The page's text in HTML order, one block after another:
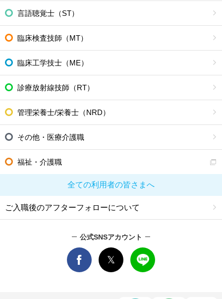
言語聴覚士（ST）
臨床検査技師（MT）
臨床工学技士（ME）
診療放射線技師（RT）
管理栄養士/栄養士（NRD）
その他・医療介護職
福祉・介護職
全ての利用者の皆さまへ
ご入職後のアフターフォローについて
公式SNSアカウント